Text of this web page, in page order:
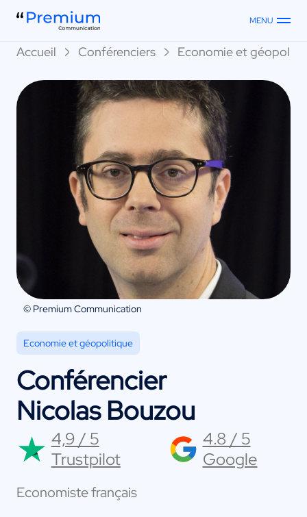
MENU
Accueil Conférenciers Economie et
© Premium Communication
Economie et géopolitique
Conférencier
Nicolas Bouzou
4,9 / 5
Trustpilot
4.8 / 5
Google
Economiste français